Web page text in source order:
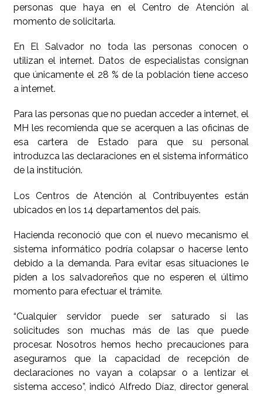
personas que haya en el Centro de Atención al
momento de solicitarla.
En El Salvador no toda las personas conocen o
utilizan el internet. Datos de especialistas consignan
que únicamente el 28 % de la población tiene acceso
a internet.
Para las personas que no puedan acceder a internet, el
MH les recomienda que se acerquen a las oficinas de
esa cartera de Estado para que su personal
introduzca las declaraciones en el sistema informático
de la institución.
Los Centros de Atención al Contribuyentes están
ubicados en los 14 departamentos del país.
Hacienda reconoció que con el nuevo mecanismo el
sistema informático podría colapsar o hacerse lento
debido a la demanda. Para evitar esas situaciones le
piden a los salvadoreños que no esperen el último
momento para efectuar el trámite.
“Cualquier servidor puede ser saturado si las
solicitudes son muchas más de las que puede
procesar. Nosotros hemos hecho precauciones para
asegurarnos que la capacidad de recepción de
declaraciones no vayan a colapsar o a lentizar el
sistema acceso”, indicó Alfredo Díaz, director general